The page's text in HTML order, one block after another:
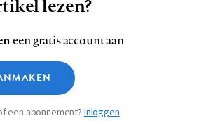
ons
op
Instagram
ons
op
YouTube
ons
Privacy
Medische vragen verdienen
betrouwbare antwoorden
lezen?
een gratis account aan
een abonnement?Inloggen